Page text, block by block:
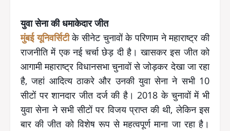
युवा सेना की धमाकेदार जीत
मुंबई यूनिवर्सिटीके सीनेट चुनावों के परिणाम ने महाराष्ट्र की
राजनीति में एक नई चर्चा छेड़ दी है। खासकर इस जीत को
आगामी महाराष्ट्र विधानसभा चुनावों से जोड़कर देखा जा रहा
है, जहां आदित्य ठाकरे और उनकी युवा सेना ने सभी 10
सीटों पर शानदार जीत दर्ज की है। 2018 के चुनावों में भी
युवा सेना ने सभी सीटों पर विजय प्राप्त की थी, लेकिन इस
बार की जीत को विशेष रूप से महत्वपूर्ण माना जा रहा है।